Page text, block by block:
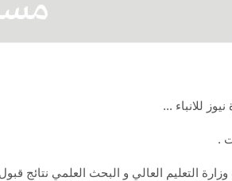
نيوز للانباء ...
.
التعليم العالي و البحث العلمي نتائج